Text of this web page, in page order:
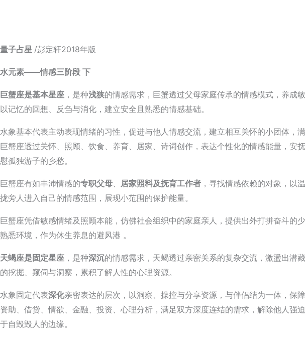
量子占星 /彭定轩2018年版
水元素——情感三阶段 下
巨蟹座是基本星座 ，是种浅狭的情感需求，巨蟹透过父母家庭传承的情感模式，养成
以记忆的回想、反刍与消化，建立安全且熟悉的情感基础。
水象基本代表主动表现情绪的习性，促进与他人情感交流，建立相互关怀的小团体，
巨蟹座透过关怀、照顾、饮食、养育、居家、诗词创作，表达个性化的情感能量，安
慰孤独游子的乡愁。
巨蟹座有如丰沛情感的专职父母、 居家照料及抚育工作者 ，寻找情感依赖的对象，以
拢旁人进入自己的情感范围，展现小范围的保护能量。
巨蟹座凭借敏感情绪及照顾本能，仿佛社会组织中的家庭亲人，提供出外打拼奋斗的
熟悉环境，作为休生养息的避风港 。
天蝎座是固定星座 ，是种深沉的情感需求，天蝎透过亲密关系的复杂交流，激盪出潜
的挖掘、窥伺与洞察，累积了解人性的心理资源。
水象固定代表深化亲密表达的层次，以洞察、操控与分享资源，与伴侣结为一体，保
资助、借贷、情欲、金融、投资、心理分析，满足双方深度连结的需求，解除他人强
于自毁毁人的边缘。